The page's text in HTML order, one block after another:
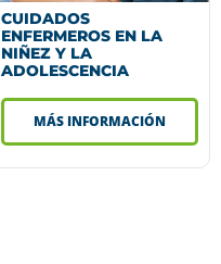
CUIDADOS
ENFERMEROS EN LA
NIÑEZ Y LA
ADOLESCENCIA
MÁS INFORMACIÓN